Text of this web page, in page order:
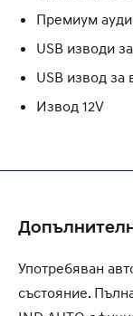
Премиум
USB изводи
USB извод за
Извод 12V
Употребяван
състояние.